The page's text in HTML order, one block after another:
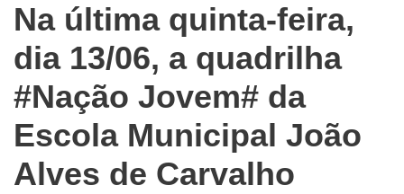
Na última quinta-feira,
dia 13/06, a quadrilha
#Nação Jovem# da
Escola Municipal João
Alves de Carvalho